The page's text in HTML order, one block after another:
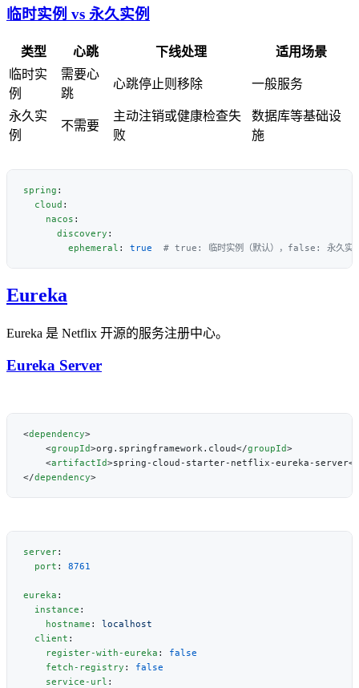
临时实例 vs 永久实例
类型 心跳 下线处理
适用场景
临时实
例
需要心
跳
心跳停止则移除 一般服务
永久实
例
不需要
主动注销或健康检查失
败
数据库等基础设
施
spring
  cloud
    nacos
      discovery
        ephemeral
: true
Eureka
Eureka 是 Netflix 开源的服务注册中心。
Eureka Server
<dependency
    <
groupId>org.springframework.cloud</groupId
    <
artifactId>spring-cloud-starter-netflix-eureka-server</
</dependency
server
  port
:
eureka
  instance
    hostname
:
  client
    register-with-eureka
:
    fetch-registry
:
    service-url